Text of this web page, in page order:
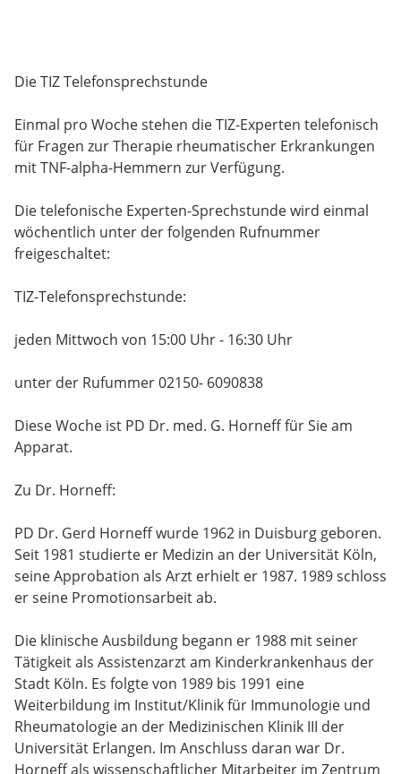
Die TIZ Telefonsprechstunde
Einmal pro Woche stehen die TIZ-Experten telefonisch
für Fragen zur Therapie rheumatischer Erkrankungen
mit TNF-alpha-Hemmern zur Verfügung.
Die telefonische Experten-Sprechstunde wird einmal
wöchentlich unter der folgenden Rufnummer
freigeschaltet:
TIZ-Telefonsprechstunde:
jeden Mittwoch von 15:00 Uhr - 16:30 Uhr
unter der Rufummer 02150- 6090838
Diese Woche ist PD Dr. med. G. Horneff für Sie am
Apparat.
Zu Dr. Horneff:
PD Dr. Gerd Horneff wurde 1962 in Duisburg geboren.
Seit 1981 studierte er Medizin an der Universität Köln,
seine Approbation als Arzt erhielt er 1987. 1989 schloss
er seine Promotionsarbeit ab.
Die klinische Ausbildung begann er 1988 mit seiner
Tätigkeit als Assistenzarzt am Kinderkrankenhaus der
Stadt Köln. Es folgte von 1989 bis 1991 eine
Weiterbildung im Institut/Klinik für Immunologie und
Rheumatologie an der Medizinischen Klinik III der
Universität Erlangen. Im Anschluss daran war Dr.
Horneff als wissenschaftlicher Mitarbeiter im Zentrum